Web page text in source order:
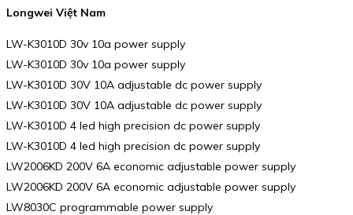
Longwei Việt Nam
LW-K3010D 30v 10a power supply
LW-K3010D 30v 10a power supply
LW-K3010D 30V 10A adjustable dc power supply
LW-K3010D 30V 10A adjustable dc power supply
LW-K3010D 4 led high precision dc power supply
LW-K3010D 4 led high precision dc power supply
LW2006KD 200V 6A economic adjustable power supply
LW2006KD 200V 6A economic adjustable power supply
LW8030C programmable power supply